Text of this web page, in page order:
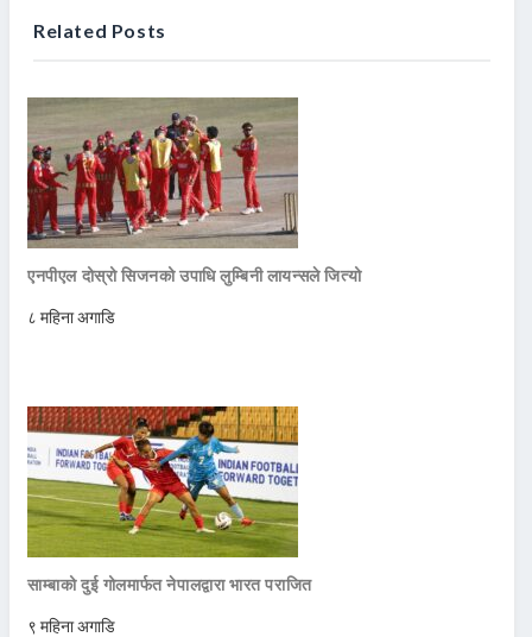
Related Posts
एनपीएल दोस्रो सिजनको उपाधि लुम्बिनी लायन्सले जित्यो
८ महिना अगाडि
साम्बाको दुई गोलमार्फत नेपालद्वारा भारत पराजित
९ महिना अगाडि